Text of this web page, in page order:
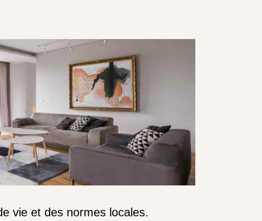
vie et des normes locales.